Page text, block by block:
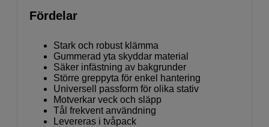
Fördelar
Stark och robust klämma
Gummerad yta skyddar material
Säker infästning av bakgrunder
Större greppyta för enkel hantering
Universell passform för olika stativ
Motverkar veck och släpp
Tål frekvent användning
Levereras i tvåpack